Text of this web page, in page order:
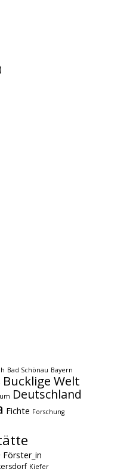
Bad Schönau Bayern
Bucklige Welt
Deutschland
Fichte Forschung
Förster_in
Kiefer